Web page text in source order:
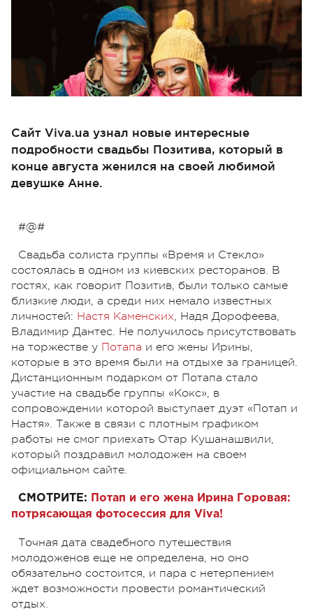
Сайт Viva.ua узнал новые интересные
подробности свадьбы Позитива, который в
конце августа женился на своей любимой
девушке Анне.
#@#
Свадьба солиста группы «Время и Стекло»
состоялась в одном из киевских ресторанов. В
гостях, как говорит Позитив, были только самые
близкие люди, а среди них немало известных
личностей: Настя Каменских, Надя Дорофеева,
Владимир Дантес. Не получилось присутствовать
на торжестве у Потапа и его жены Ирины,
которые в это время были на отдыхе за границей.
Дистанционным подарком от Потапа стало
участие на свадьбе группы «Кокс», в
сопровождении которой выступает дуэт «Потап и
Настя». Также в связи с плотным графиком
работы не смог приехать Отар Кушанашвили,
который поздравил молодожен на своем
официальном сайте.
СМОТРИТЕ:
Потап и его жена Ирина Горовая:
потрясающая фотосессия для Viva!
Точная дата свадебного путешествия
молодоженов еще не определена, но оно
обязательно состоится, и пара с нетерпением
ждет возможности провести романтический
отдых.